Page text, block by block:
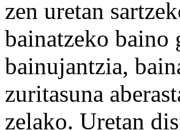
zen uretan
bainatzeko baino
bainujantzia,
zuritasuna
zelako. Uretan